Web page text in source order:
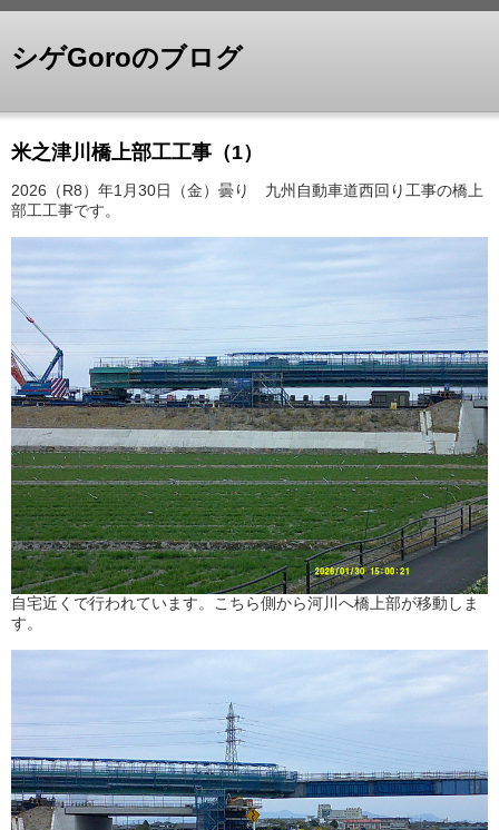
シゲGoroのブログ
米之津川橋上部工工事（1）
2026（R8）年1月30日（金）曇り 九州自動車道西回り工事の橋上
部工工事です。
自宅近くで行われています。こちら側から河川へ橋上部が移動しま
す。